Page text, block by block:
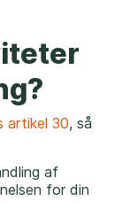
artikel 30, så
af
for din